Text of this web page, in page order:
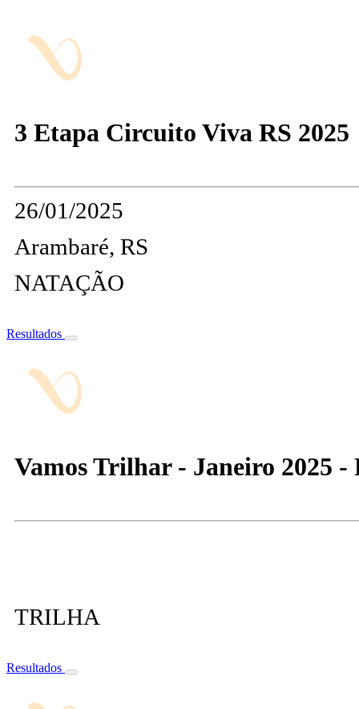
3 Etapa Circuito Viva RS 2025
26/01/2025
Arambaré, RS
NATAÇÃO
Resultados
Vamos Trilhar - Janeiro 2025 -
TRILHA
Resultados